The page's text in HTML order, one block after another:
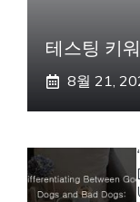
테스팅 키
8월 21,